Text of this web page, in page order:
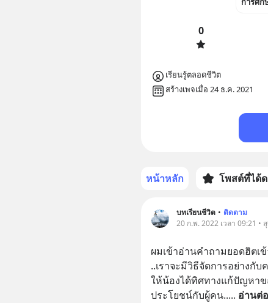
0
เรียนรู้ตลอดชีวิต
สร้างเพจเมื่อ 24 ธ.ค. 2021
หน้าหลัก โพสต์ที่ได้
บทเรียนชีวิต • ติดตาม
20 ก.พ. 2022 เวลา 09:21 •
ผมเข้าอ่านคำถามยอดฮิตเ
..เราจะมีวิธีจัดการอย่างกั
ให้น้องได้ทิศทางแก้ปัญหา
ประโยชน์กับผู้คน..... อ่านต่อ